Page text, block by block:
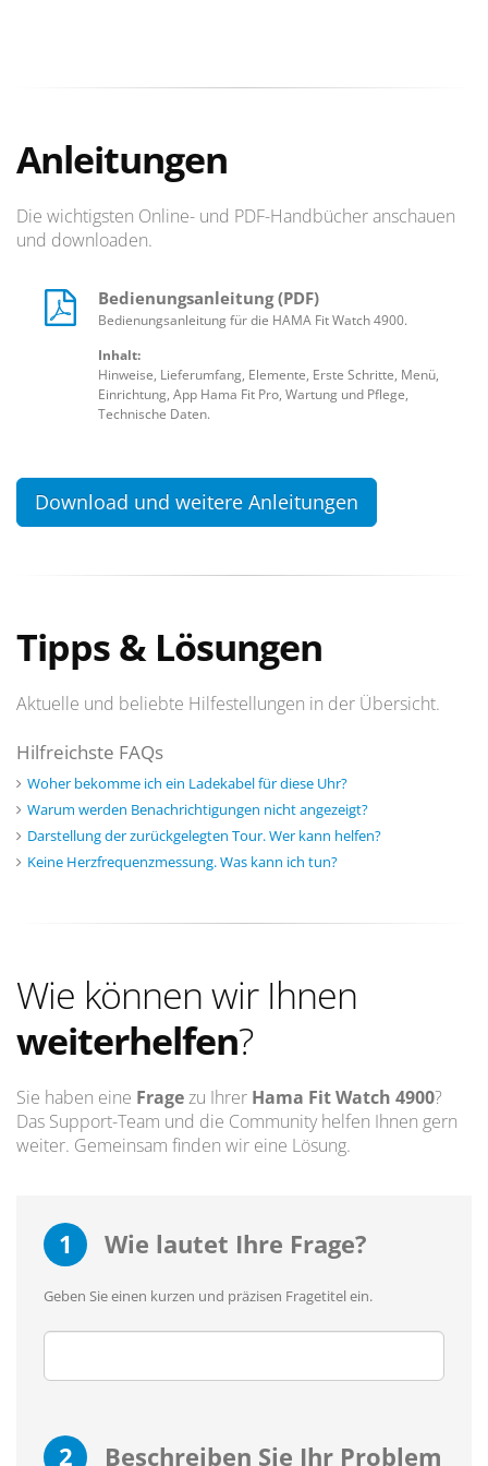
Anleitungen
Die wichtigsten Online- und PDF-Handbücher anschauen
und downloaden.
Bedienungsanleitung (PDF)
Bedienungsanleitung für die HAMA Fit Watch 4900.
Inhalt:
Hinweise, Lieferumfang, Elemente, Erste Schritte, Menü,
Einrichtung, App Hama Fit Pro, Wartung und Pflege,
Technische Daten.
Download und weitere Anleitungen
Tipps & Lösungen
Aktuelle und beliebte Hilfestellungen in der Übersicht.
Hilfreichste FAQs
Woher bekomme ich ein Ladekabel für diese Uhr?
Warum werden Benachrichtigungen nicht angezeigt?
Darstellung der zurückgelegten Tour. Wer kann helfen?
Keine Herzfrequenzmessung. Was kann ich tun?
Wie können wir Ihnen
weiterhelfen?
Sie haben eine Fragezu Ihrer Hama Fit Watch 4900?
Das Support-Team und die Community helfen Ihnen gern
weiter. Gemeinsam finden wir eine Lösung.
1 Wie lautet Ihre Frage?
Geben Sie einen kurzen und präzisen Fragetitel ein.
2 Beschreiben Sie Ihr Problem